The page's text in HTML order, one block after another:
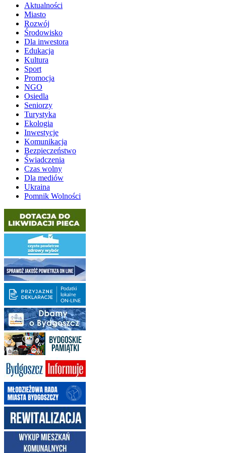
Aktualności
Miasto
Rozwój
Środowisko
Dla inwestora
Edukacja
Kultura
Sport
Promocja
NGO
Osiedla
Seniorzy
Turystyka
Ekologia
Inwestycje
Komunikacja
Bezpieczeństwo
Świadczenia
Czas wolny
Dla mediów
Ukraina
Pomnik Wolności